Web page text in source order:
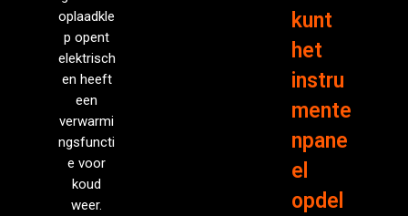
oplaadkle
p opent
elektrisch
en heeft
een
verwarmi
ngsfuncti
e voor
koud
weer.
kunt
het
instru
mente
npane
el
opdel